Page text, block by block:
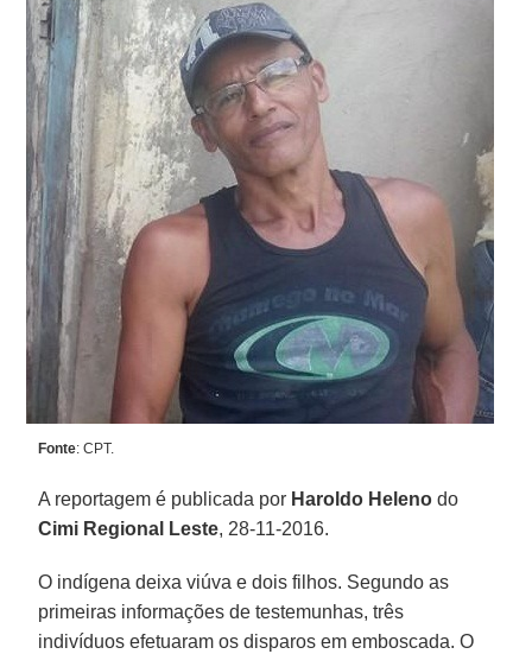
Fonte: CPT.
A reportagem é publicada por Haroldo Heleno do
Cimi Regional Leste, 28-11-2016.
O indígena deixa viúva e dois filhos. Segundo as
primeiras informações de testemunhas, três
indivíduos efetuaram os disparos em emboscada. O